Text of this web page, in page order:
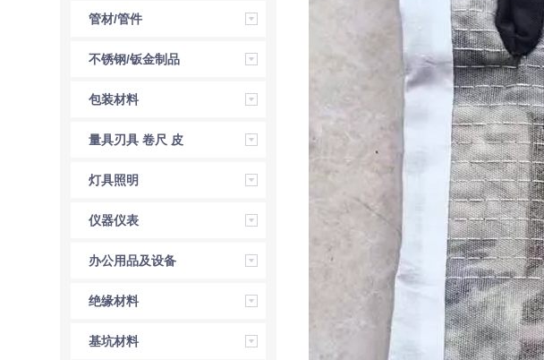
管材/管件
不锈钢/钣金制品
包装材料
量具刃具 卷尺 皮
尺 角尺 直尺
灯具照明
仪器仪表
办公用品及设备
绝缘材料
基坑材料